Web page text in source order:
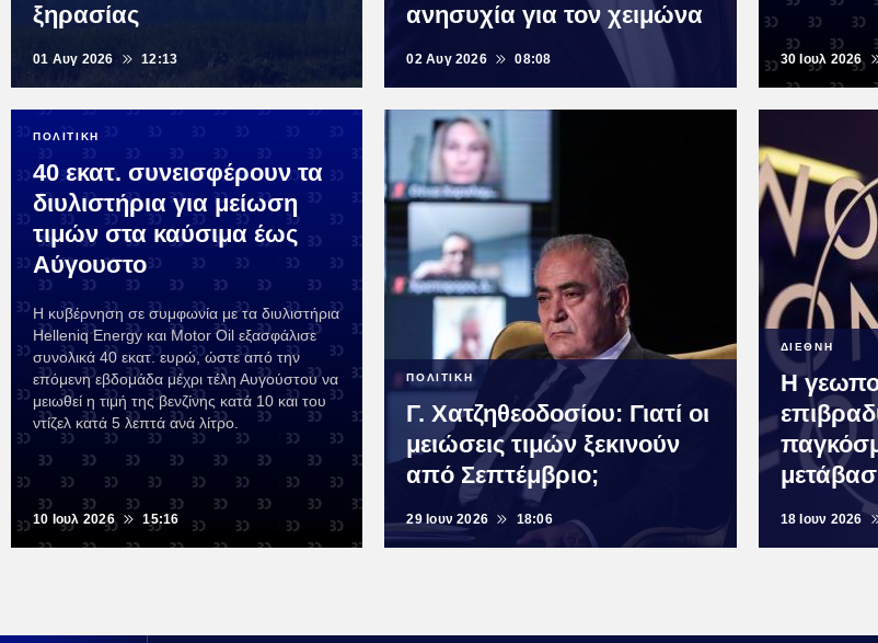
ξηρασίας
01 Αυγ 2026 12:13
ανησυχία για τον χειμώνα
02 Αυγ 2026 08:08 30 Ιουλ 2026
ΠΟΛΙΤΙΚΗ
40 εκατ. συνεισφέρουν τα
διυλιστήρια για μείωση
τιμών στα καύσιμα έως
Αύγουστο
Η κυβέρνηση σε συμφωνία με τα διυλιστήρια
Helleniq Energy και Motor Oil εξασφάλισε
συνολικά 40 εκατ. ευρώ, ώστε από την
επόμενη εβδομάδα μέχρι τέλη Αυγούστου να
μειωθεί η τιμή της βενζίνης κατά 10 και του
ντίζελ κατά 5 λεπτά ανά λίτρο.
10 Ιουλ 2026 15:16
ΠΟΛΙΤΙΚΗ
Γ. Χατζηθεοδοσίου: Γιατί οι
μειώσεις τιμών ξεκινούν
από Σεπτέμβριο;
29 Ιουν 2026 18:06
ΔΙΕΘΝΗ
Η
18 Ιουν 2026